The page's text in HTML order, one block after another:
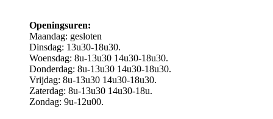
Openingsuren:
Maandag: gesloten
Dinsdag: 13u30-18u30.
Woensdag: 8u-13u30 14u30-18u30.
Donderdag: 8u-13u30 14u30-18u30.
Vrijdag: 8u-13u30 14u30-18u30.
Zaterdag: 8u-13u30 14u30-18u.
Zondag: 9u-12u00.